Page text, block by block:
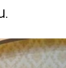
.